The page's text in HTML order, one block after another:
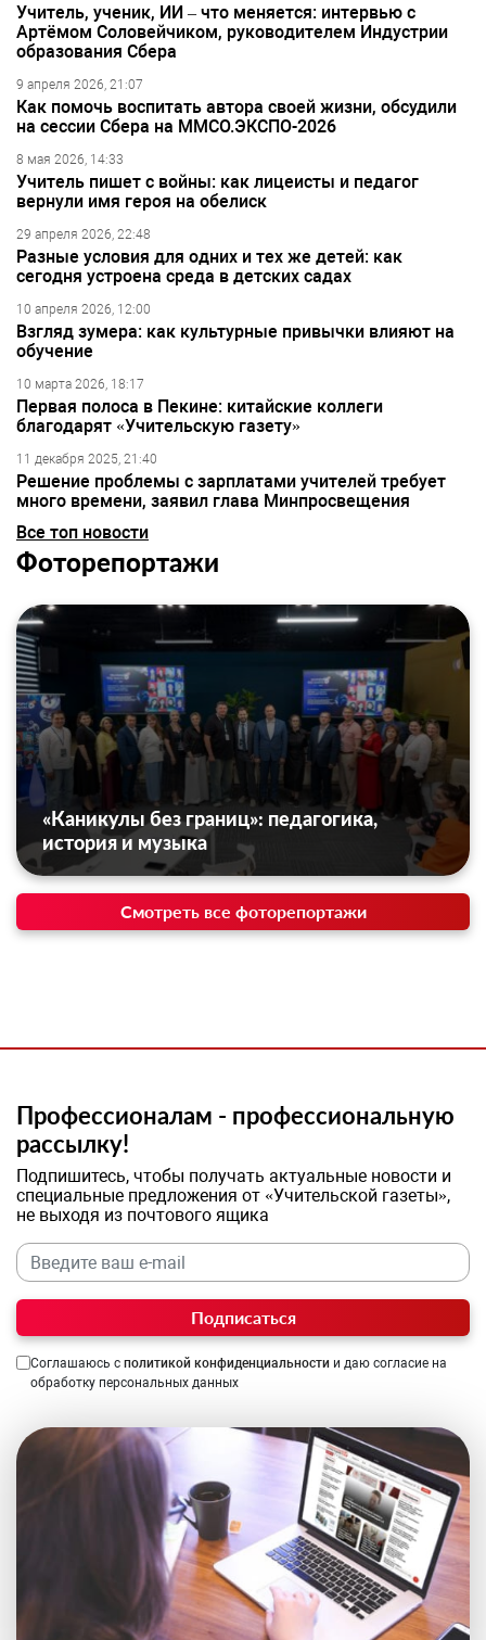
Учитель, ученик, ИИ – что меняется: интервью с
Артёмом Соловейчиком, руководителем Индустрии
образования Сбера
9 апреля 2026, 21:07
Как помочь воспитать автора своей жизни, обсудили
на сессии Сбера на ММСО.ЭКСПО-2026
8 мая 2026, 14:33
Учитель пишет с войны: как лицеисты и педагог
вернули имя героя на обелиск
29 апреля 2026, 22:48
Разные условия для одних и тех же детей: как
сегодня устроена среда в детских садах
10 апреля 2026, 12:00
Взгляд зумера: как культурные привычки влияют на
обучение
10 марта 2026, 18:17
Первая полоса в Пекине: китайские коллеги
благодарят «Учительскую газету»
11 декабря 2025, 21:40
Решение проблемы с зарплатами учителей требует
много времени, заявил глава Минпросвещения
Все топ новости
Фоторепортажи
«Каникулы без границ»: педагогика,
история и музыка
Смотреть все фоторепортажи
Профессионалам - профессиональную
рассылку!
Подпишитесь, чтобы получать актуальные новости и
специальные предложения от «Учительской газеты»,
не выходя из почтового ящика
Подписаться
Соглашаюсь с политикой конфиденциальности и даю согласие на
обработку персональных данных